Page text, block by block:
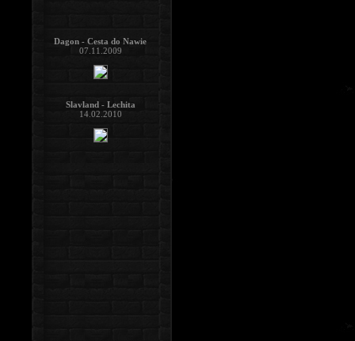
Dagon - Cesta do Nawie
07.11.2009
Slavland - Lechita
14.02.2010